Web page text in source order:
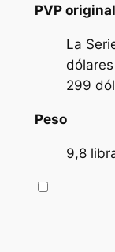
PVP
La
299
Peso
9,8